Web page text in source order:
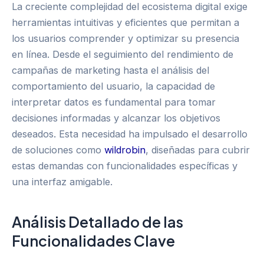
La creciente complejidad del ecosistema digital exige
herramientas intuitivas y eficientes que permitan a
los usuarios comprender y optimizar su presencia
en línea. Desde el seguimiento del rendimiento de
campañas de marketing hasta el análisis del
comportamiento del usuario, la capacidad de
interpretar datos es fundamental para tomar
decisiones informadas y alcanzar los objetivos
deseados. Esta necesidad ha impulsado el desarrollo
de soluciones como wildrobin, diseñadas para cubrir
estas demandas con funcionalidades específicas y
una interfaz amigable.
Análisis Detallado de las
Funcionalidades Clave